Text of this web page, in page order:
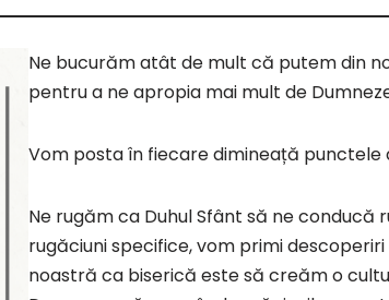
Ne bucurăm atât de mult că putem din
pentru a ne apropia mai mult de
Vom posta în fiecare dimineață punctele
Ne rugăm ca Duhul Sfânt să ne conducă
rugăciuni specifice, vom primi
noastră ca biserică este să creăm o